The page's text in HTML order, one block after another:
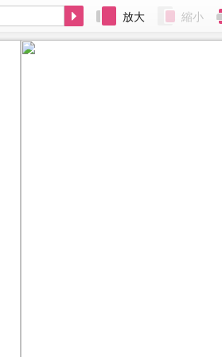
放大 縮小